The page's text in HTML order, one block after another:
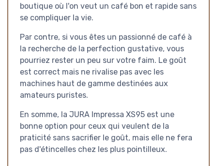
boutique où l'on veut un café bon et rapide sans
se compliquer la vie.
Par contre, si vous êtes un passionné de café à
la recherche de la perfection gustative, vous
pourriez rester un peu sur votre faim. Le goût
est correct mais ne rivalise pas avec les
machines haut de gamme destinées aux
amateurs puristes.
En somme, la JURA Impressa XS95 est une
bonne option pour ceux qui veulent de la
praticité sans sacrifier le goût, mais elle ne fera
pas d'étincelles chez les plus pointilleux.